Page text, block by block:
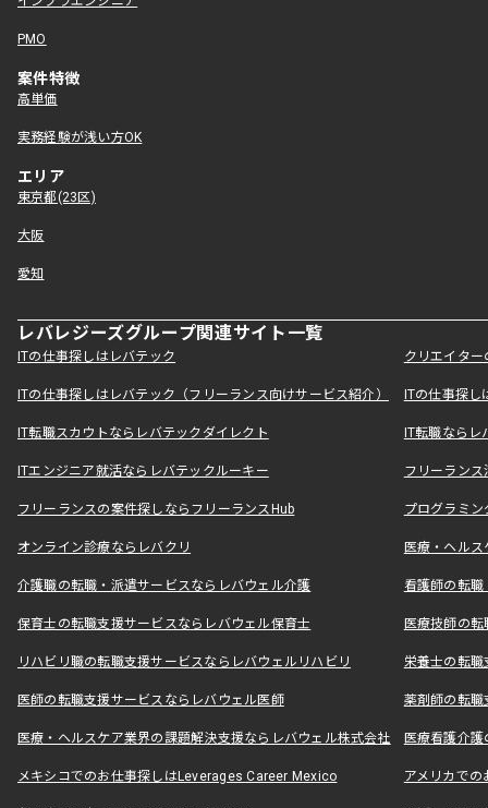
PMO
案件特徴
高単価
実務経験が浅い方OK
エリア
東京都(23区)
大阪
愛知
レバレジーズグループ関連サイト一覧
ITの仕事探しはレバテック クリエイタ
ITの仕事探しはレバテック（フリーランス向けサービス紹介） ITの仕事探
IT転職スカウトならレバテックダイレクト IT転職なら
ITエンジニア就活ならレバテックルーキー フリーラン
フリーランスの案件探しならフリーランスHub プログラミ
オンライン診療ならレバクリ 医療・ヘル
介護職の転職・派遣サービスならレバウェル介護 看護師の転
保育士の転職支援サービスならレバウェル保育士 医療技師の
リハビリ職の転職支援サービスならレバウェルリハビリ 栄養士の転
医師の転職支援サービスならレバウェル医師 薬剤師の転
医療・ヘルスケア業界の課題解決支援ならレバウェル株式会社 医療看護介
メキシコでのお仕事探しはLeverages Career Mexico アメリカで